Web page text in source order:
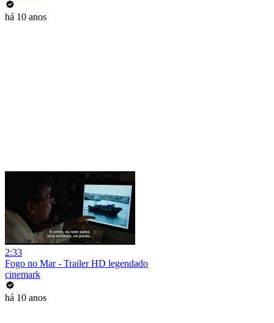
há 10 anos
2:33
Fogo no Mar - Trailer HD legendado
cinemark
há 10 anos